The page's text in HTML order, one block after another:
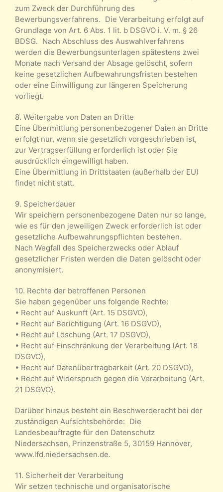
zum Zweck der Durchführung des
Bewerbungsverfahrens. Die Verarbeitung erfolgt auf
Grundlage von Art. 6 Abs. 1 lit. b DSGVO i. V. m. § 26
BDSG. Nach Abschluss des Auswahlverfahrens
werden die Bewerbungsunterlagen spätestens zwei
Monate nach Versand der Absage gelöscht, sofern
keine gesetzlichen Aufbewahrungsfristen bestehen
oder eine Einwilligung zur längeren Speicherung
vorliegt.
8. Weitergabe von Daten an Dritte
Eine Übermittlung personenbezogener Daten an Dritte
erfolgt nur, wenn sie gesetzlich vorgeschrieben ist,
zur Vertragserfüllung erforderlich ist oder Sie
ausdrücklich eingewilligt haben.
Eine Übermittlung in Drittstaaten (außerhalb der EU)
findet nicht statt.
9. Speicherdauer
Wir speichern personenbezogene Daten nur so lange,
wie es für den jeweiligen Zweck erforderlich ist oder
gesetzliche Aufbewahrungspflichten bestehen.
Nach Wegfall des Speicherzwecks oder Ablauf
gesetzlicher Fristen werden die Daten gelöscht oder
anonymisiert.
10. Rechte der betroffenen Personen
Sie haben gegenüber uns folgende Rechte:
• Recht auf Auskunft (Art. 15 DSGVO),
• Recht auf Berichtigung (Art. 16 DSGVO),
• Recht auf Löschung (Art. 17 DSGVO),
• Recht auf Einschränkung der Verarbeitung (Art. 18
DSGVO),
• Recht auf Datenübertragbarkeit (Art. 20 DSGVO),
• Recht auf Widerspruch gegen die Verarbeitung (Art.
21 DSGVO).
Darüber hinaus besteht ein Beschwerderecht bei der
zuständigen Aufsichtsbehörde: Die
Landesbeauftragte für den Datenschutz
Niedersachsen, Prinzenstraße 5, 30159 Hannover,
www.lfd.niedersachsen.de.
11. Sicherheit der Verarbeitung
Wir setzen technische und organisatorische